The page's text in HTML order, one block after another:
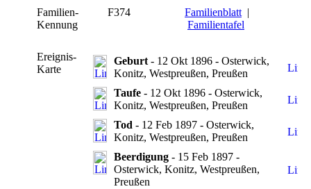
Familien-
Kennung
F374 Familienblatt |
Familientafel
Ereignis-
Karte
Geburt - 12 Okt 1896 - Osterwick,
Konitz, Westpreußen, Preußen
Taufe - 12 Okt 1896 - Osterwick,
Konitz, Westpreußen, Preußen
Tod - 12 Feb 1897 - Osterwick,
Konitz, Westpreußen, Preußen
Beerdigung - 15 Feb 1897 -
Osterwick, Konitz, Westpreußen,
Preußen